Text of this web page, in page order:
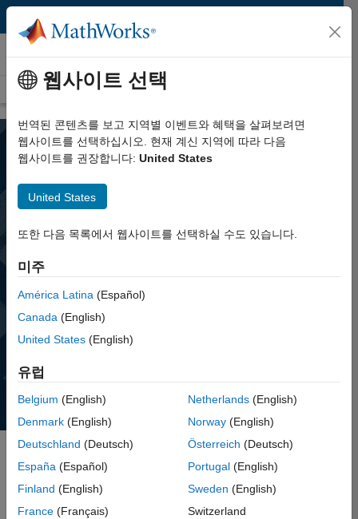
콘텐츠로 바로 가기
MATLAB (매트랩)
개요 시작하기 기능 학생들을 위한 자료
엔지니어와 과학자들의 언어인 MATLAB®은
알고리즘 개발, 데이터 분석 및 데이터 시각화를
위한 프로그래밍 및 수치 계산 환경입니다.
MATLAB 받기
웹사이트 선택
번역된 콘텐츠를 보고 지역별 이벤트와 혜택을 살펴보려면
웹사이트를 선택하십시오. 현재 계신 지역에 따라 다음
웹사이트를 권장합니다: United States
United States
또한 다음 목록에서 웹사이트를 선택하실 수도 있습니다.
미주
América Latina (Español)
Canada (English)
United States (English)
유럽
Belgium (English)
Denmark (English)
Deutschland (Deutsch)
España (Español)
Finland (English)
France (Français)
Netherlands(English)
Norway(English)
Österreich (Deutsch)
Portugal(English)
Sweden (English)
Switzerland